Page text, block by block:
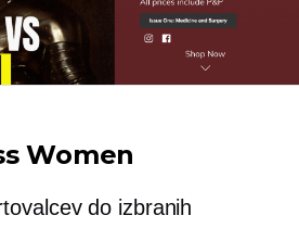
Women
do izbranih